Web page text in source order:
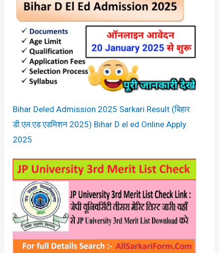
Bihar Deled Admission 2025 Sarkari Result (बिहार
डी.एल.एड एडमिशन 2025) Bihar D el ed Online Apply
2025